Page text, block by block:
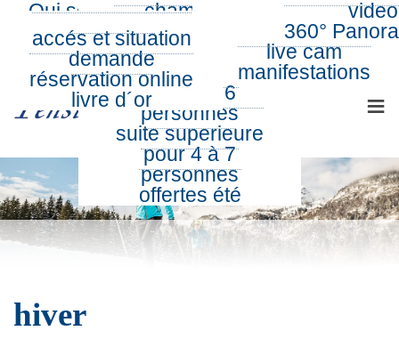
Qui sommes nous
chambres
suites pour 2 à 4
personnes
suites famigliales
pour 3 à 6
personnes
suite superieure
pour 4 à 7
personnes
offertes été
été
hiver
live cam
manifestations
video
360°
accés et situation
demande
réservation online
livre d´or
info@pension-noella.com
360° Tour
≡
hiver